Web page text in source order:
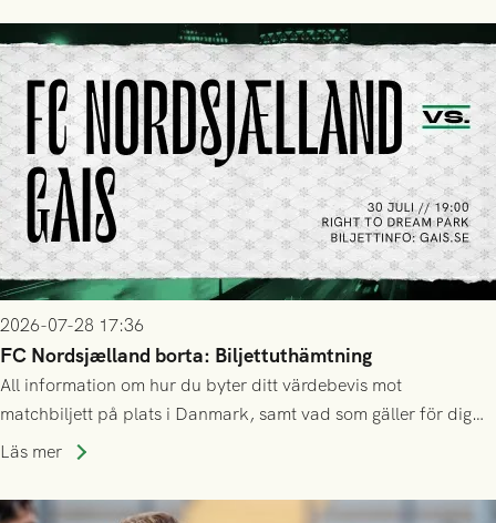
2026-07-28 17:36
FC Nordsjælland borta: Biljettuthämtning
All information om hur du byter ditt värdebevis mot
matchbiljett på plats i Danmark, samt vad som gäller för dig
som står på reservlista eller fått förhinder.
Läs mer